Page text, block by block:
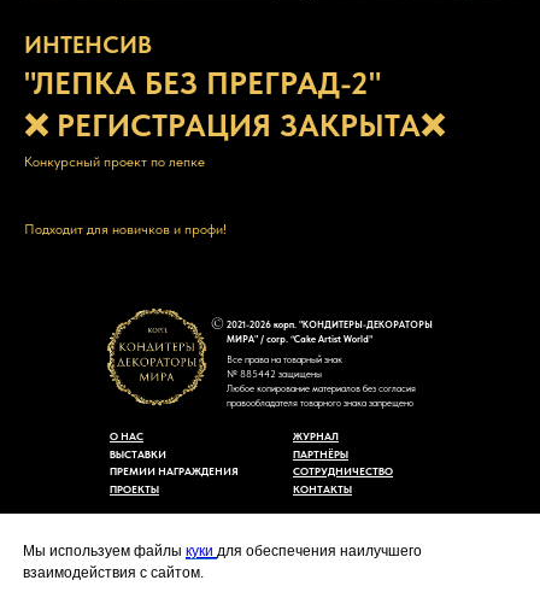
Мы используем файлы куки для обеспечения наилучшего
взаимодействия с сайтом.
ИНТЕНСИВ
"ЛЕПКА БЕЗ ПРЕГРАД-2"
❌ РЕГИСТРАЦИЯ ЗАКРЫТА❌
Конкурсный проект по лепке
Подходит для новичков и профи!
2021-2026 корп. "КОНДИТЕРЫ-ДЕКОРАТОРЫ
МИРА" / corp. “Cake Artist World”
Все права на товарный знак
№ 885442 защищены
Любое копирование материалов без согласия
правообладателя товарного знака запрещено
КОНТАКТЫ
СОТРУДНИЧЕСТВО
ЖУРНАЛ
ПАРТНЁРЫ
ПРЕМИИ НАГРАЖДЕНИЯ
ПРОЕКТЫ
ВЫСТАВКИ
О НАС
Политика конфиденциальности
Согласие на обработку персональных данных